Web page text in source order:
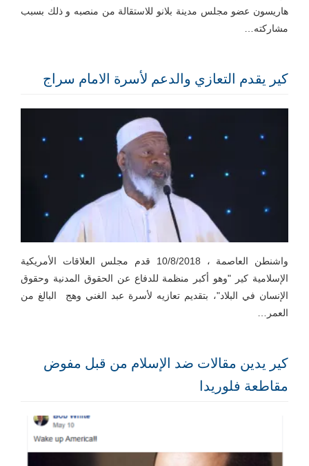
هاريسون عضو مجلس مدينة بلانو للاستقالة من منصبه و ذلك بسبب
مشاركته…
كير يقدم التعازي والدعم لأسرة الامام سراج
واشنطن العاصمة ، 10/8/2018 قدم مجلس العلاقات الأمريكية
الإسلامية كير "وهو أكبر منظمة للدفاع عن الحقوق المدنية وحقوق
الإنسان في البلاد"، بتقديم تعازيه لأسرة عبد الغني وهج البالغ من
العمر…
كير يدين مقالات ضد الإسلام من قبل مفوض
مقاطعة فلوريدا